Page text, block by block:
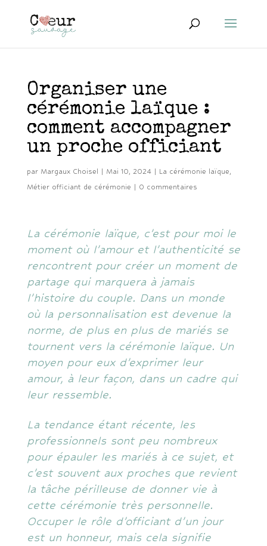
Organiser une
cérémonie laïque :
comment accompagner
un proche officiant
par Margaux Choisel Mai 10, 2024| La cérémonie laïque,
Métier officiant de cérémonie
0 commentaires
La cérémonie laïque, c’est pour moi le
moment où l’amour et l’authenticité se
rencontrent pour créer un moment de
partage qui marquera à jamais
l’histoire du couple. Dans un monde
où la personnalisation est devenue la
norme, de plus en plus de mariés se
tournent vers la cérémonie laïque. Un
moyen pour eux d’exprimer leur
amour, à leur façon, dans un cadre qui
leur ressemble.
La tendance étant récente, les
professionnels sont peu nombreux
pour épauler les mariés à ce sujet, et
c’est souvent aux proches que revient
la tâche périlleuse de donner vie à
cette cérémonie très personnelle.
Occuper le rôle d’officiant d’un jour
est un honneur, mais cela signifie